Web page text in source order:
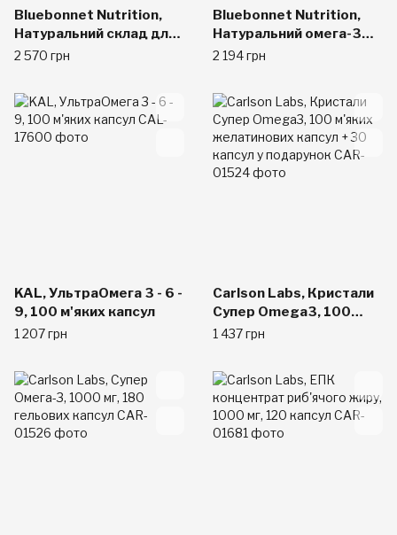
Bluebonnet Nutrition,
Натуральний склад для
мозку з омега-3, 120
2 570 грн
Bluebonnet Nutrition,
Натуральний омега-3
жир лосося, 1000 мг,
2 194 грн
KAL, УльтраОмега 3 - 6 -
9, 100 м'яких капсул
1 207 грн
Carlson Labs, Кристали
Супер Omega3, 100
м'яких желатинових
подарунок
1 437 грн